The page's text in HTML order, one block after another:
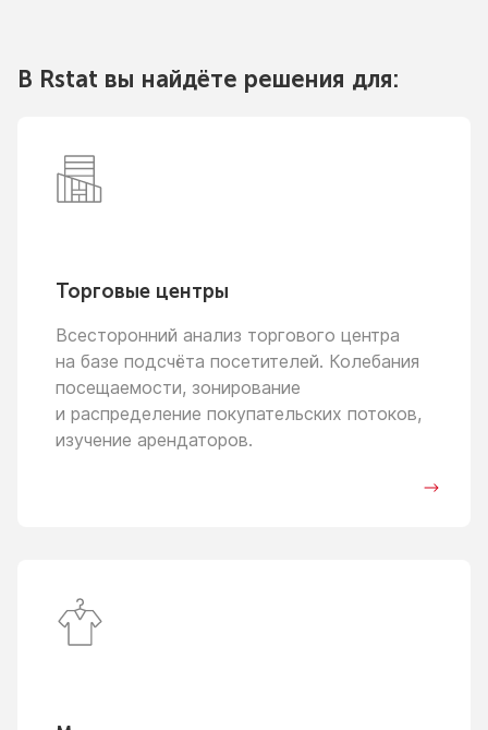
В Rstat вы найдёте решения для:
Торговые центры
Всесторонний анализ торгового центра
на базе подсчёта посетителей. Колебания
посещаемости, зонирование
и распределение покупательских потоков,
изучение арендаторов.